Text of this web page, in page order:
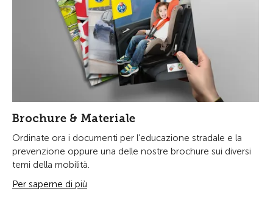
Brochure & Materiale
Ordinate ora i documenti per l'educazione stradale e la
prevenzione oppure una delle nostre brochure sui diversi
temi della mobilità.
Per saperne di più